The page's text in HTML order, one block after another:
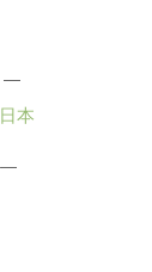
日本